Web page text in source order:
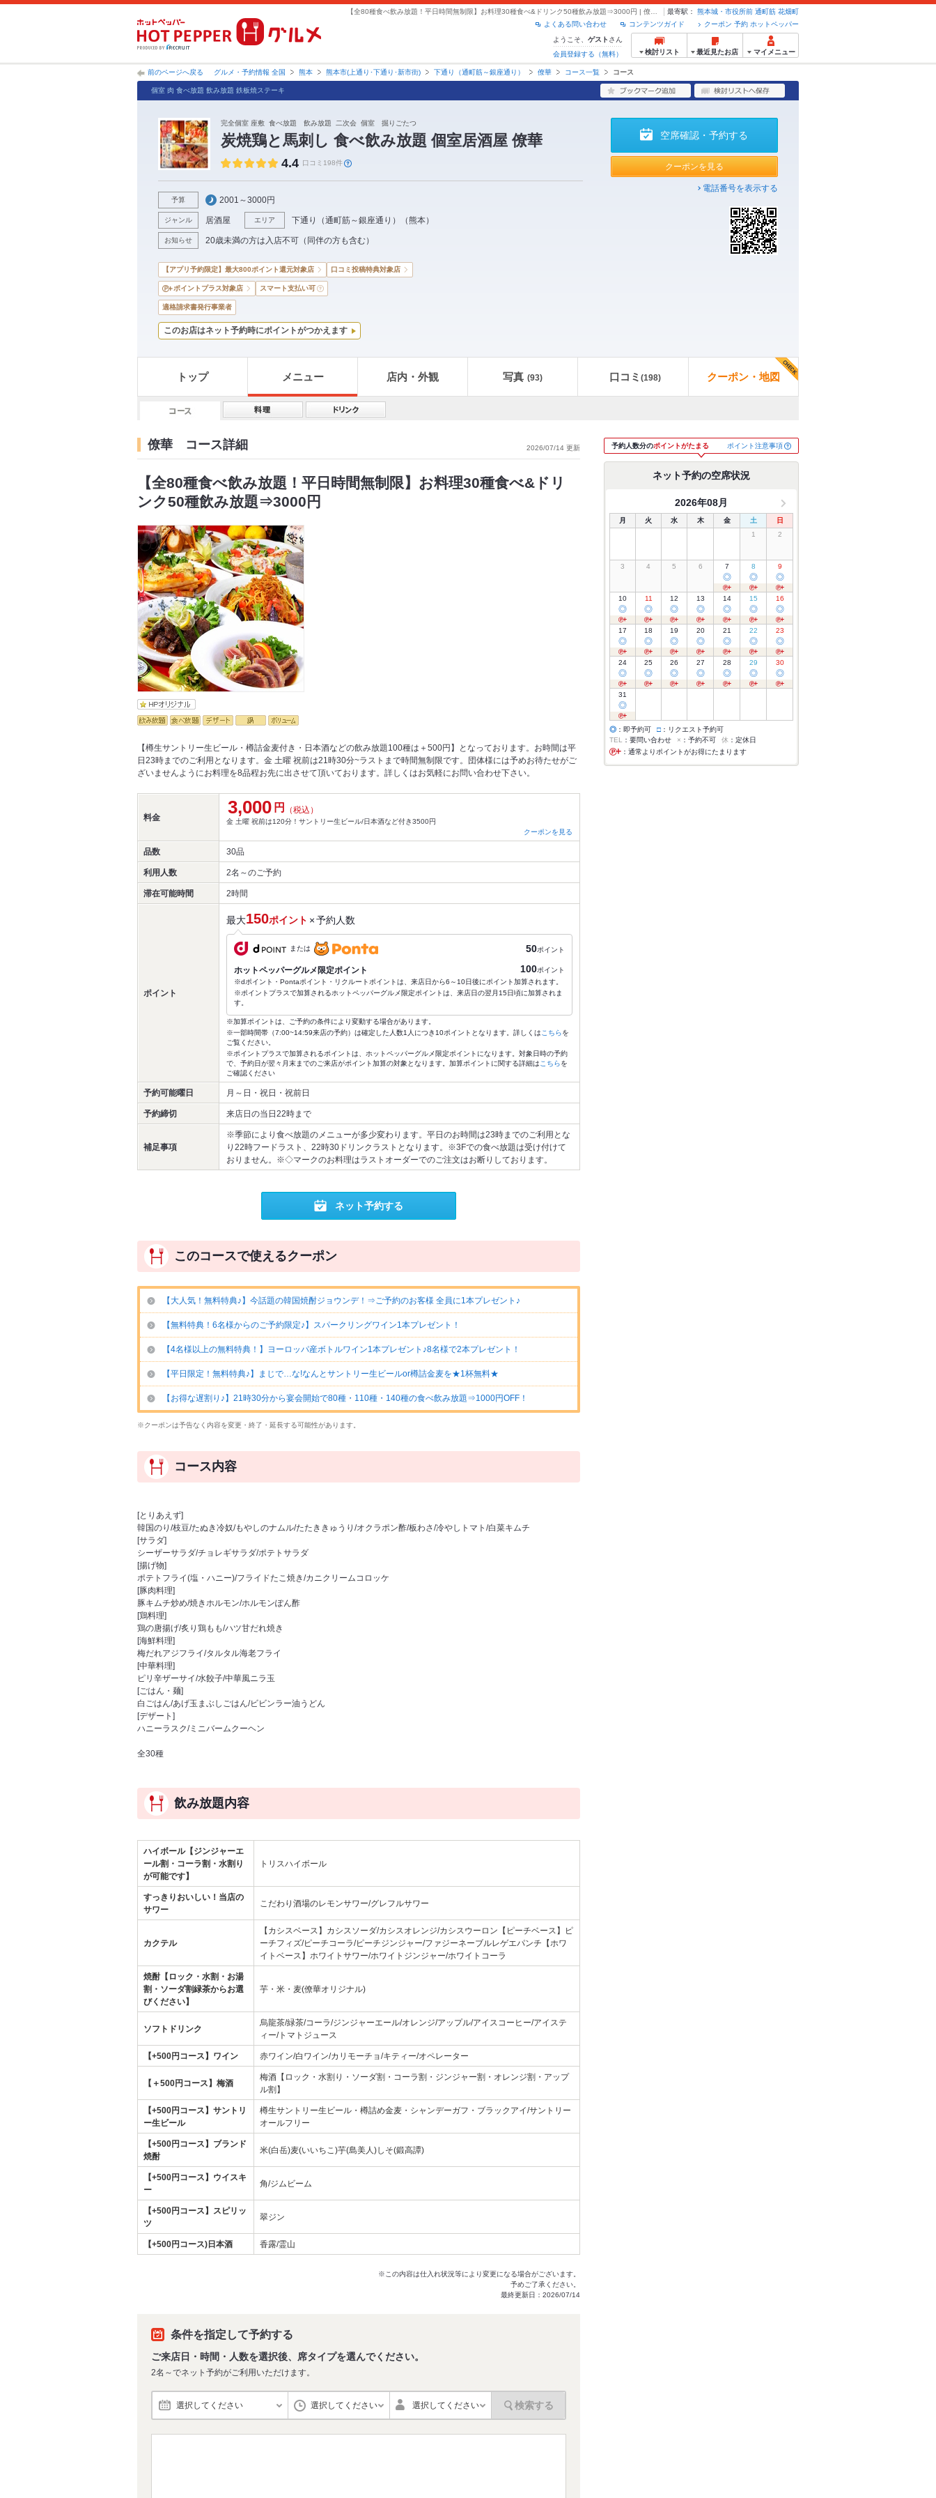
最寄駅： 熊本城・市役所前 通町筋 花畑町
クーポン 予約 ホットペッパー
コンテンツガイド
よくある問い合わせ
ようこそ、 ゲスト さん
会員登録する（無料）
検討リスト 最近見たお店 マイメニュー
前のページへ戻る グルメ・予約情報 全国 熊本 熊本市(上通り･下通り･新市街) 下通り（通町筋～銀座通り） 僚華 コース一覧 コース
個室 肉 食べ放題 飲み放題 鉄板焼ステーキ
完全個室 座敷 食べ放題 飲み放題 二次会 個室 掘りごたつ
炭焼鶏と馬刺し 食べ飲み放題 個室居酒屋 僚華
4.4 口コミ198件
予算 2001～3000円
ジャンル 居酒屋 エリア 下通り（通町筋～銀座通り） （熊本）
お知らせ 20歳未満の方は入店不可（同伴の方も含む）
空席確認・予約する
クーポンを見る
電話番号を表示する
【アプリ予約限定】最大800ポイント還元対象店 口コミ投稿特典対象店
ポイントプラス対象店 スマート支払い可
適格請求書発行事業者
このお店はネット予約時にポイントがつかえます
トップ メニュー 店内・外観 写真 (93) 口コミ (198) クーポン・地図
僚華 コース詳細 2026/07/14 更新
【全80種食べ飲み放題！平日時間無制限】お料理30種食べ&ドリ
ンク50種飲み放題⇒3000円
【樽生サントリー生ビール・樽詰金麦付き・日本酒などの飲み放題100種は＋500円】となっております。お時間は平
日23時までのご利用となります。金 土曜 祝前は21時30分~ラストまで時間無制限です。団体様には予めお待たせがご
ざいませんようにお料理を8品程お先に出させて頂いております。詳しくはお気軽にお問い合わせ下さい。
料金 3,000 円 （税込）
金 土曜 祝前は120分！サントリー生ビール/日本酒など付き3500円
クーポンを見る
品数 30品
利用人数 2名～のご予約
滞在可能時間 2時間
ポイント
最大150ポイント ×予約人数
または 50ポイント
ホットペッパーグルメ限定ポイント 100ポイント
※dポイント・Pontaポイント・リクルートポイントは、来店日から6～10日後にポイント加算されます。
※ポイントプラスで加算されるホットペッパーグルメ限定ポイントは、来店日の翌月15日頃に加算されま
す。
※加算ポイントは、ご予約の条件により変動する場合があります。
※一部時間帯（7:00~14:59来店の予約）は確定した人数1人につき10ポイントとなります。詳しくは こちらを
ご覧ください。
※ポイントプラスで加算されるポイントは、ホットペッパーグルメ限定ポイントになります。対象日時の予約
で、予約日が翌々月末までのご来店がポイント加算の対象となります。加算ポイントに関する詳細は こちらを
ご確認ください
予約可能曜日 月～日・祝日・祝前日
予約締切 来店日の当日22時まで
補足事項
※季節により食べ放題のメニューが多少変わります。平日のお時間は23時までのご利用とな
り22時フードラスト、22時30ドリンクラストとなります。※3Fでの食べ放題は受け付けて
おりません。※◇マークのお料理はラストオーダーでのご注文はお断りしております。
ネット予約する
このコースで使えるクーポン
【大人気！無料特典♪】今話題の韓国焼酎ジョウンデ！⇒ご予約のお客様 全員に1本プレゼント♪
【無料特典！6名様からのご予約限定♪】スパークリングワイン1本プレゼント！
【4名様以上の無料特典！】ヨーロッパ産ボトルワイン1本プレゼント♪8名様で2本プレゼント！
【平日限定！無料特典♪】まじで…な!なんとサントリー生ビールor樽詰金麦を★1杯無料★
【お得な遅割り♪】21時30分から宴会開始で80種・110種・140種の食べ飲み放題⇒1000円OFF！
※クーポンは予告なく内容を変更・終了・延長する可能性があります。
コース内容
[とりあえず]
韓国のり/枝豆/たぬき冷奴/もやしのナムル/たたききゅうり/オクラポン酢/板わさ/冷やしトマト/白菜キムチ
[サラダ]
シーザーサラダ/チョレギサラダ/ポテトサラダ
[揚げ物]
ポテトフライ(塩・ハニー)/フライドたこ焼き/カニクリームコロッケ
[豚肉料理]
豚キムチ炒め/焼きホルモン/ホルモンぽん酢
[鶏料理]
鶏の唐揚げ/炙り鶏もも/ハツ甘だれ焼き
[海鮮料理]
梅だれアジフライ/タルタル海老フライ
[中華料理]
ピリ辛ザーサイ/水餃子/中華風ニラ玉
[ごはん・麺]
白ごはん/あげ玉まぶしごはん/ビビンラー油うどん
[デザート]
ハニーラスク/ミニバームクーヘン
全30種
飲み放題内容
ハイボール【ジンジャーエ
ール割・コーラ割・水割り
が可能です】
トリスハイボール
すっきりおいしい！当店の
サワー
こだわり酒場のレモンサワー/グレフルサワー
カクテル
【カシスベース】カシスソーダ/カシスオレンジ/カシスウーロン【ピーチベース】ピ
ーチフィズ/ピーチコーラ/ピーチジンジャー/ファジーネーブルレゲエパンチ【ホワ
イトベース】ホワイトサワー/ホワイトジンジャー/ホワイトコーラ
焼酎【ロック・水割・お湯
割・ソーダ割緑茶からお選
びください】
芋・米・麦(僚華オリジナル)
ソフトドリンク
烏龍茶/緑茶/コーラ/ジンジャーエール/オレンジ/アップル/アイスコーヒー/アイステ
ィー/トマトジュース
【+500円コース】ワイン 赤ワイン/白ワイン/カリモーチョ/キティー/オペレーター
【＋500円コース】梅酒
梅酒【ロック・水割り・ソーダ割・コーラ割・ジンジャー割・オレンジ割・アップ
ル割】
【+500円コース】サントリ
ー生ビール
樽生サントリー生ビール・樽詰め金麦・シャンデーガフ・ブラックアイ/サントリー
オールフリー
【+500円コース】ブランド
焼酎
米(白岳)麦(いいちこ)芋(島美人)しそ(鍛高譚)
【+500円コース】ウイスキ
ー
角/ジムビーム
【+500円コース】スピリッ
ツ
翠ジン
【+500円コース)日本酒 香露/霊山
※この内容は仕入れ状況等により変更になる場合がございます。
予めご了承ください。
最終更新日：2026/07/14
条件を指定して予約する
ご来店日・時間・人数を選択後、席タイプを選んでください。
2名～でネット予約がご利用いただけます。
選択してください 選択してください 選択してください 検索する
予約人数分のポイントがたまる ポイント注意事項
ネット予約の空席状況
2026年08月
月 火 水 木 金 土
日
1
2
3 4 5 6 7
◎
8
◎
9
◎
10
◎
11
◎
12
◎
13
◎
14
◎
15
◎
16
◎
17
◎
18
◎
19
◎
20
◎
21
◎
22
◎
23
◎
24
◎
25
◎
26
◎
27
◎
28
◎
29
◎
30
◎
31
◎
◎ ：即予約可 □ ：リクエスト予約可
TEL
：要問い合わせ × ：予約不可 休 ：定休日
：通常よりポイントがお得にたまります